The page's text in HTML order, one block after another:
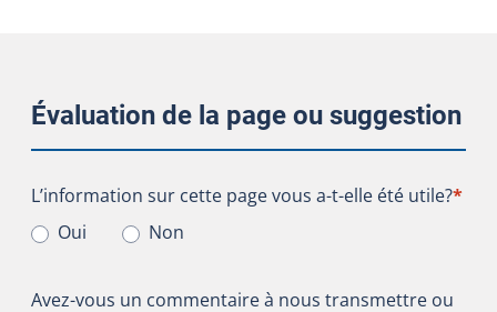
Évaluation de la page ou suggestion
L’information sur cette page vous a-t-elle été utile?
L’information sur cette page vous a-t-elle été utile?*
Oui
Non
Avez-vous un commentaire à nous transmettre ou